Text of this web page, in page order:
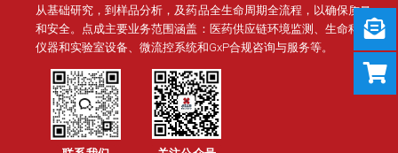
从基础研究，到样品分析，及药品全生命周期全流程，以确保质量
和安全。点成主要业务范围涵盖：医药供应链环境监测、生命科学
仪器和实验室设备、微流控系统和GxP合规咨询与服务等。